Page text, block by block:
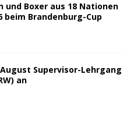
und Boxer aus 18 Natio­nen
beim Brandenburg-Cup
Super­vi­sor-Lehr­gang
an